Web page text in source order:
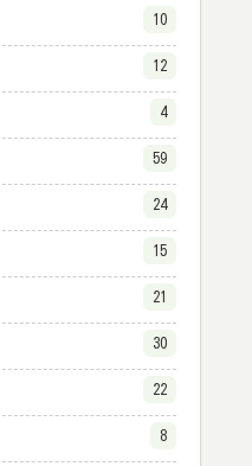
10
12
4
59
24
15
21
30
22
8